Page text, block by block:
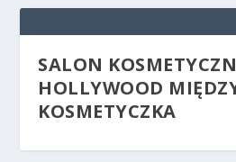
SALON
HOLLYWOOD
KOSMETYCZKA